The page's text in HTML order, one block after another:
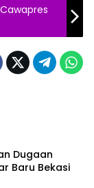
Dugaan
Baru Bekasi